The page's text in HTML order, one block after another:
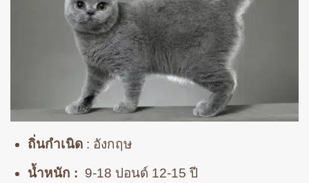
ถิ่นกำเนิด: อังกฤษ
น้ำหนัก : 9-18 ปอนด์ 12-15 ปี